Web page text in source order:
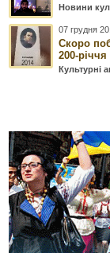
Новини
07 грудня
Скоро
200-
Культурні